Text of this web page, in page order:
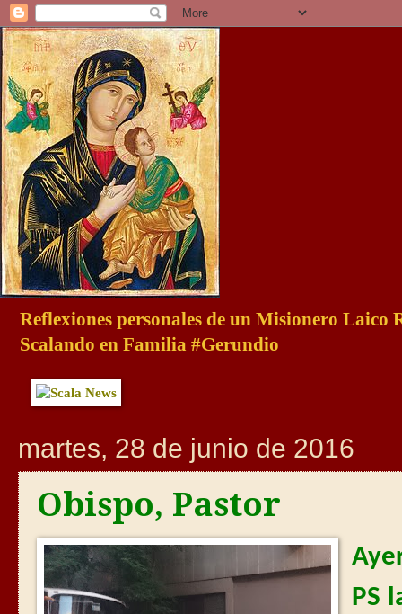
Reflexiones personales de un Misionero Laico
Scalando en Familia #Gerundio
martes, 28 de junio de 2016
Obispo, Pastor
PS